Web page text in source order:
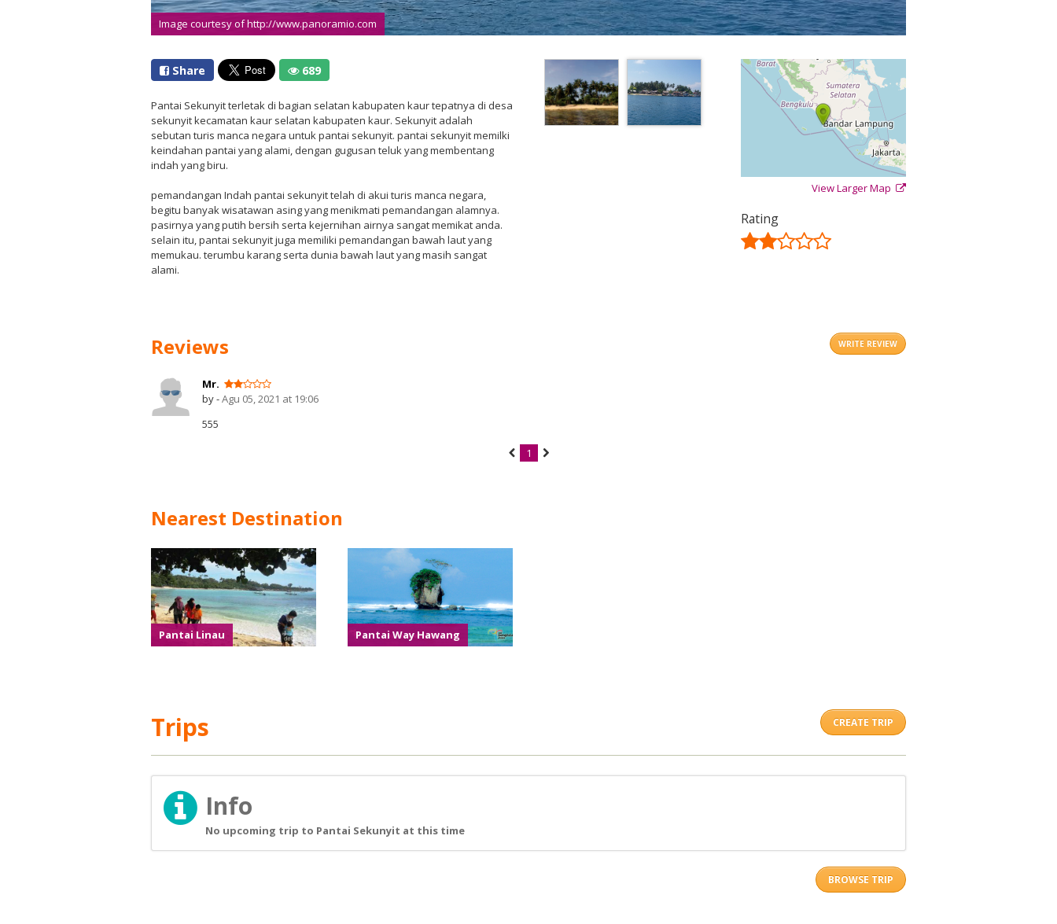
Image courtesy of http://www.panoramio.com
Share 689
Pantai Sekunyit terletak di bagian selatan kabupaten kaur tepatnya di desa
sekunyit kecamatan kaur selatan kabupaten kaur. Sekunyit adalah
sebutan turis manca negara untuk pantai sekunyit. pantai sekunyit memilki
keindahan pantai yang alami, dengan gugusan teluk yang membentang
indah yang biru.
pemandangan Indah pantai sekunyit telah di akui turis manca negara,
begitu banyak wisatawan asing yang menikmati pemandangan alamnya.
pasirnya yang putih bersih serta kejernihan airnya sangat memikat anda.
selain itu, pantai sekunyit juga memiliki pemandangan bawah laut yang
memukau. terumbu karang serta dunia bawah laut yang masih sangat
alami.
View Larger Map
Rating
WRITE REVIEW
Reviews
Mr.
by -Agu 05, 2021 at 19:06
555
1
Nearest Destination
Pantai Linau Pantai Way Hawang
Trips CREATE TRIP
Info
No upcoming trip to Pantai Sekunyit at this time
BROWSE TRIP